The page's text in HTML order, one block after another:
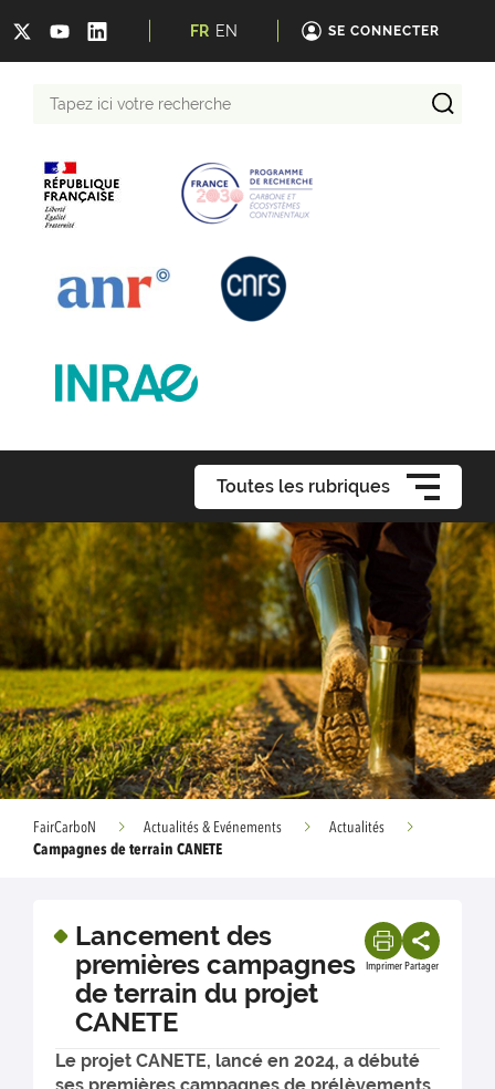
FR EN SE CONNECTER
recherche
Toutes les rubriques
FairCarboN Actualités & Evénements
Actualités
Campagnes de terrain CANETE
Lancement des
premières campagnes
de terrain du projet
CANETE
Imprimer Partager
Le projet CANETE, lancé en 2024, a débuté